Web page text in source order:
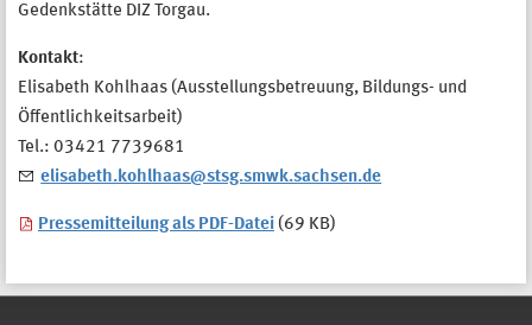
Gedenkstätte DIZ Torgau.
Kontakt:
Elisabeth Kohlhaas (Ausstellungsbetreuung, Bildungs- und
Öffentlichkeitsarbeit)
Tel.: 03421 7739681
elisabeth.kohlhaas@stsg.smwk.sachsen.de
Pressemitteilung als PDF-Datei (69 KB)